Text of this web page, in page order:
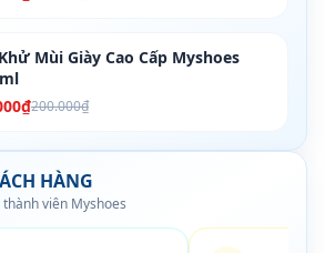
Mùi Giày Cao Cấp Myshoes
200.000₫
HÀNG
viên Myshoes